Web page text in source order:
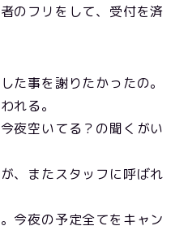
のフリをして、受付を済
た事を謝りたかったの。
れる。
夜空いてる？の聞くがい
、またスタッフに呼ばれ
今夜の予定全てをキャン